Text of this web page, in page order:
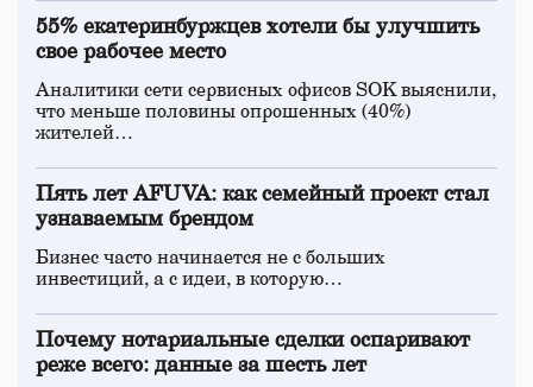
55% екатеринбуржцев хотели бы улучшить
свое рабочее место
Аналитики сети сервисных офисов SOK выяснили,
что меньше половины опрошенных (40%)
жителей…
Пять лет AFUVA: как семейный проект стал
узнаваемым брендом
Бизнес часто начинается не с больших
инвестиций, а с идеи, в которую…
Почему нотариальные сделки оспаривают
реже всего: данные за шесть лет